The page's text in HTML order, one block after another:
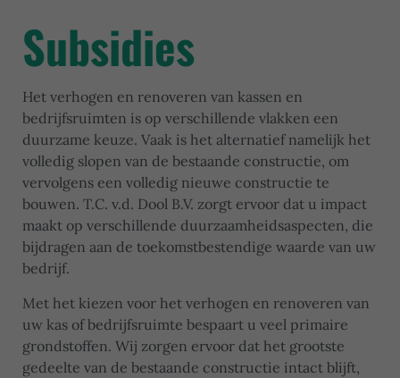
Subsidies
Het verhogen en renoveren van kassen en
bedrijfsruimten is op verschillende vlakken een
duurzame keuze. Vaak is het alternatief namelijk het
volledig slopen van de bestaande constructie, om
vervolgens een volledig nieuwe constructie te
bouwen. T.C. v.d. Dool B.V. zorgt ervoor dat u impact
maakt op verschillende duurzaamheidsaspecten, die
bijdragen aan de toekomstbestendige waarde van uw
bedrijf.
Met het kiezen voor het verhogen en renoveren van
uw kas of bedrijfsruimte bespaart u veel primaire
grondstoffen. Wij zorgen ervoor dat het grootste
gedeelte van de bestaande constructie intact blijft,